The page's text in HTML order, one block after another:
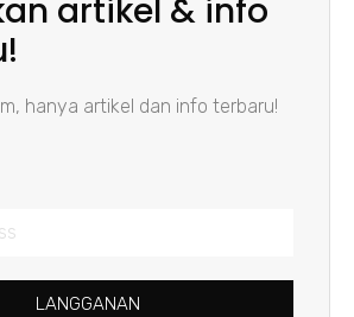
artikel & info
hanya artikel dan info terbaru!
LANGGANAN